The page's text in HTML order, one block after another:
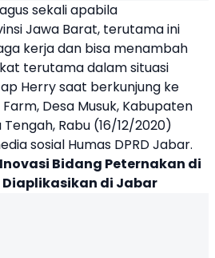
sekali apabila
Jawa Barat, terutama ini
kerja dan bisa menambah
terutama dalam situasi
Herry saat berkunjung ke
Desa Musuk, Kabupaten
Rabu (16/12/2020)
sosial Humas DPRD Jabar.
Bidang Peternakan di
di Jabar